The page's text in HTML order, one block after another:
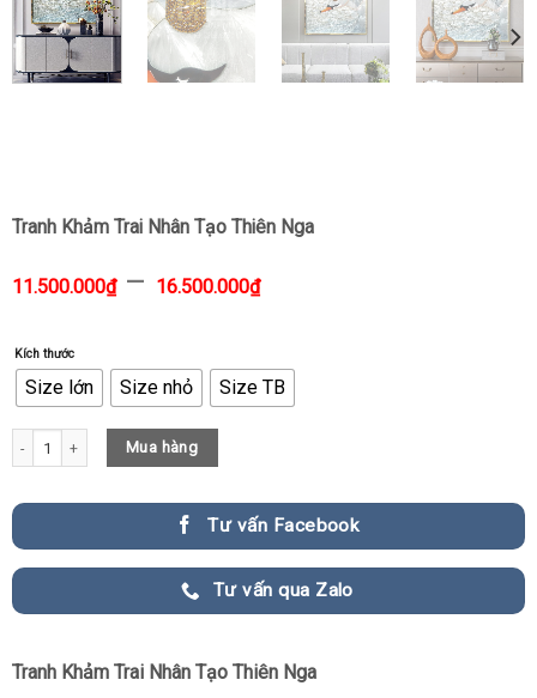
Tranh Khảm Trai Nhân Tạo Thiên Nga
11.500.000₫– 16.500.000₫
Kích thước
Size lớn Size nhỏ Size TB
Tranh Khảm Trai Nhân Tạo Thiên Nga quantity
Mua hàng
Tư vấn Facebook
Tư vấn qua Zalo
Tranh Khảm Trai Nhân Tạo Thiên Nga